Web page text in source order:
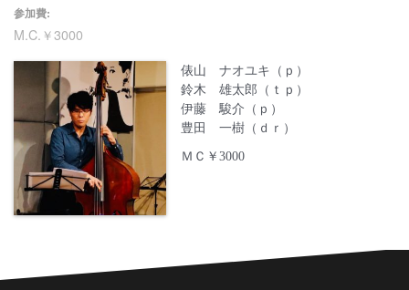
参加費:
M.C.￥3000
俵山 ナオユキ（ｐ）
鈴木 雄太郎（ｔｐ）
伊藤 駿介（ｐ）
豊田 一樹（ｄｒ）
ＭＣ￥3000